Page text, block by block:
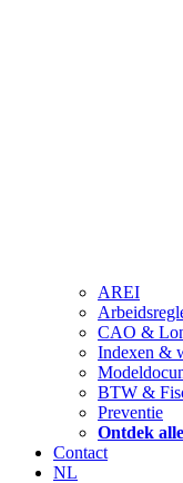
AREI
CAO &
Indexen &
BTW &
Preventie
Ontdek
Contact
NL